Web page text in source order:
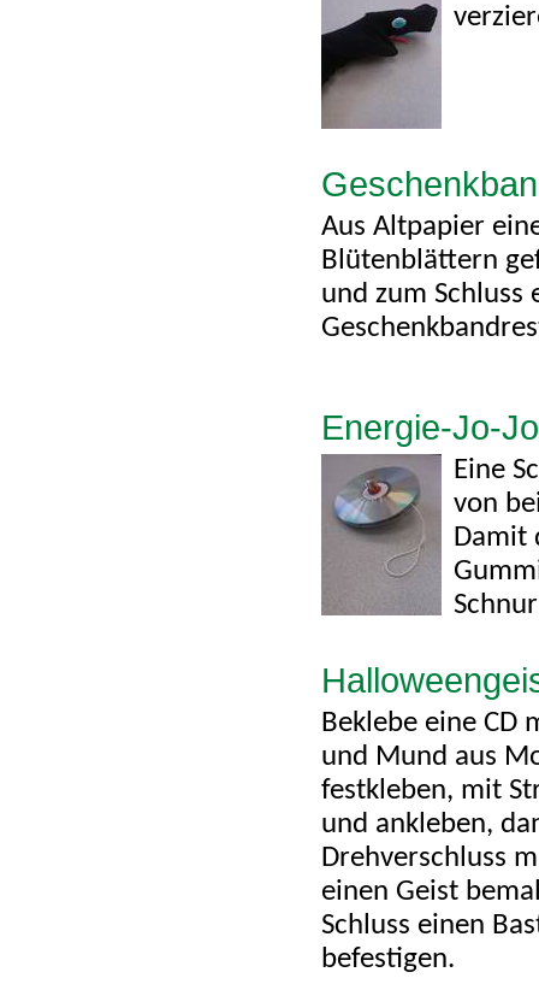
Aus Altpapier
Blütenblättern
und zum Schluss
Energie-Jo-Jo
Eine
von
Damit
Beklebe eine CD
und Mund aus
festkleben, mit
und ankleben,
Drehverschluss
einen Geist
Schluss einen
befestigen.